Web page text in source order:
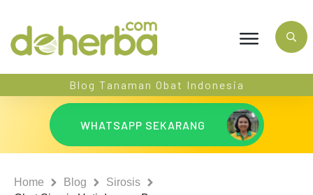
Blog Tanaman Obat Indonesia
WHATSAPP SEKARANG
Home Blog
Sirosis